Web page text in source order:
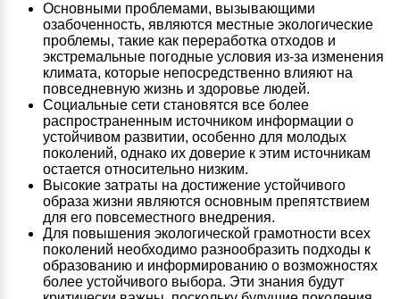
Основными проблемами, вызывающими
озабоченность, являются местные экологические
проблемы, такие как переработка отходов и
экстремальные погодные условия из-за изменения
климата, которые непосредственно влияют на
повседневную жизнь и здоровье людей.
Социальные сети становятся все более
распространенным источником информации о
устойчивом развитии, особенно для молодых
поколений, однако их доверие к этим источникам
остается относительно низким.
Высокие затраты на достижение устойчивого
образа жизни являются основным препятствием
для его повсеместного внедрения.
Для повышения экологической грамотности всех
поколений необходимо разнообразить подходы к
образованию и информированию о возможностях
более устойчивого выбора. Эти знания будут